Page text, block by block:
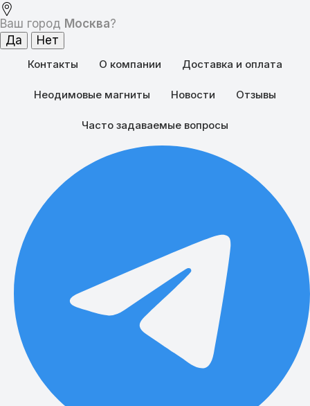
Ваш город Москва?
Контакты О компании Доставка и оплата
Неодимовые магниты Новости Отзывы
Часто задаваемые вопросы